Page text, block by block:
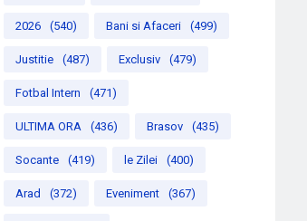
2026 (540) Bani si Afaceri (499)
Justitie (487) Exclusiv (479)
Fotbal Intern (471)
ULTIMA ORA (436) Brasov (435)
Socante (419) le Zilei (400)
Arad (372) Eveniment (367)